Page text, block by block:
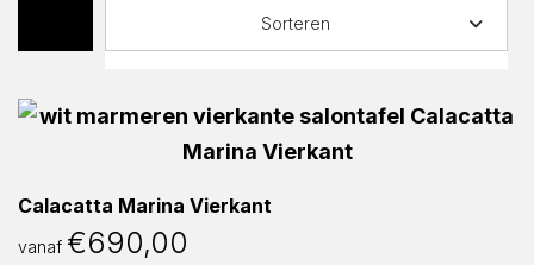
Sorteren
Calacatta Marina Vierkant
vanaf €690,00